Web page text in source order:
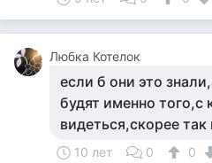
Любка Котелок
если б они это
будят именно того,с
видеться,скорее так
10 лет 0 0